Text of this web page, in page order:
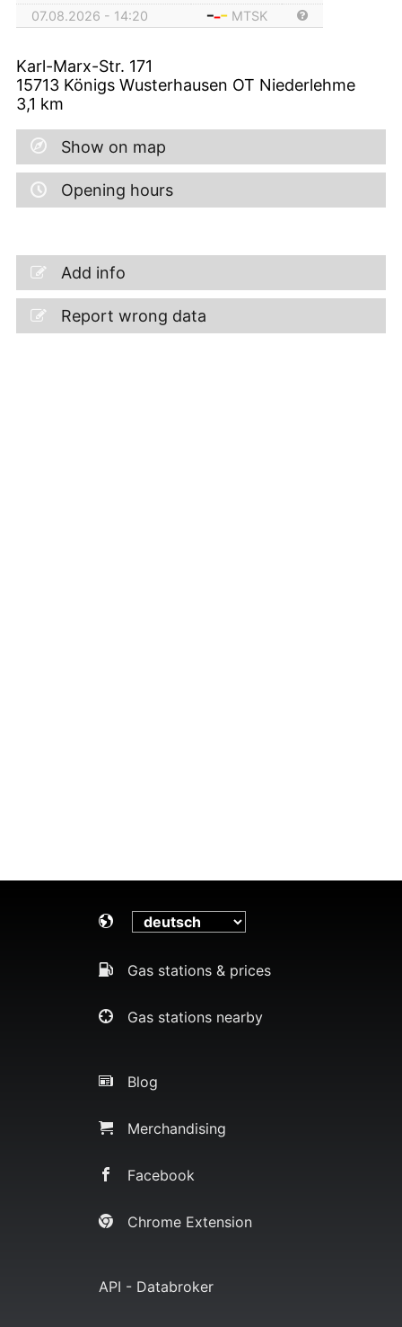
07.08.2026 - 14:20 MTSK
Karl-Marx-Str. 171
15713 Königs Wusterhausen OT Niederlehme
3,1 km
Show on map
Opening hours
Add info
Report wrong data
Gas stations & prices
Gas stations nearby
Blog
Merchandising
Facebook
Chrome Extension
API - Databroker